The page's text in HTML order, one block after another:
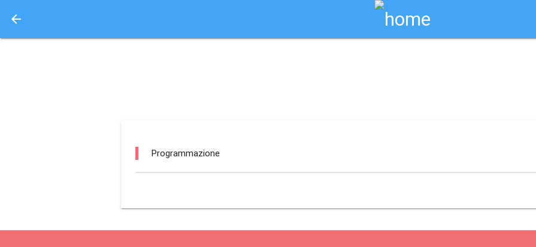
arrow_back
Programmazione